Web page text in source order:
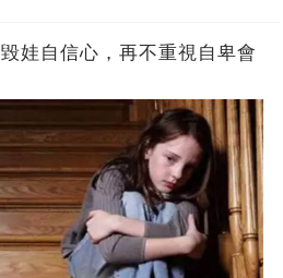
娃自信心，再不重視自卑會